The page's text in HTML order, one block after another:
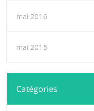
mai 2016
mai 2015
Catégories